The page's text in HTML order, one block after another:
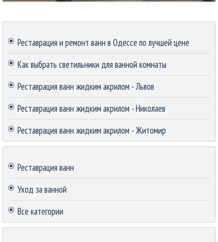
Реставрация и ремонт ванн в Одессе по лучшей цене
Как выбрать светильники для ванной комнаты
Реставрация ванн жидким акрилом - Львов
Реставрация ванн жидким акрилом - Николаев
Реставрация ванн жидким акрилом - Житомир
Реставрация ванн
Уход за ванной
Все категории